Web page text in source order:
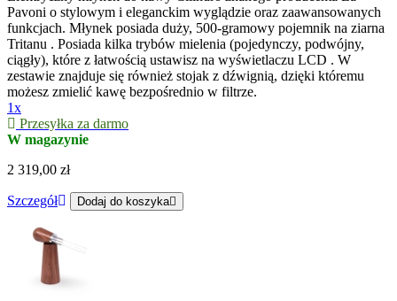
Pavoni o stylowym i eleganckim wyglądzie oraz zaawansowanych
funkcjach. Młynek posiada duży, 500-gramowy pojemnik na ziarna
Tritanu . Posiada kilka trybów mielenia (pojedynczy, podwójny,
ciągły), które z łatwością ustawisz na wyświetlaczu LCD . W
zestawie znajduje się również stojak z dźwignią, dzięki któremu
możesz zmielić kawę bezpośrednio w filtrze.
1x
Przesyłka za darmo
W magazynie
2 319,00 zł
Szczegół Dodaj do koszyka